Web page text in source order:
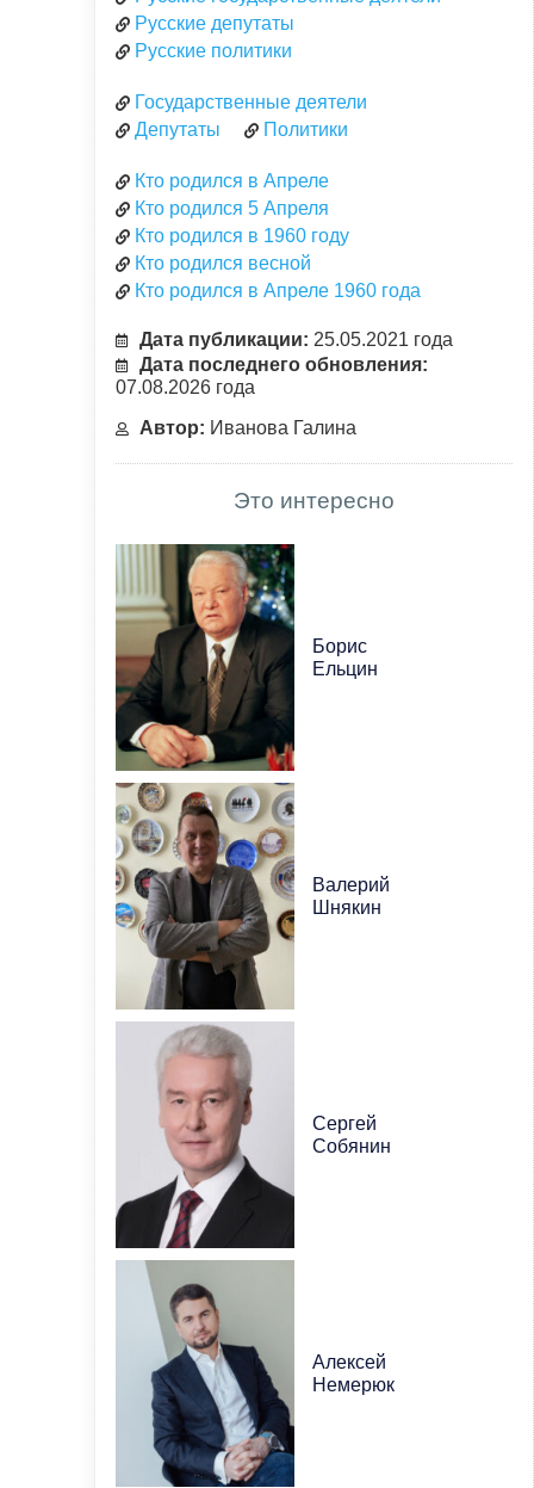
Русские депутаты
Русские политики
Государственные деятели
Депутаты
Политики
Кто родился в Апреле
Кто родился 5 Апреля
Кто родился в 1960 году
Кто родился весной
Кто родился в Апреле 1960 года
Дата публикации: 25.05.2021 года
Дата последнего обновления:
07.08.2026 года
Автор: Иванова Галина
Это интересно
Борис
Ельцин
Валерий
Шнякин
Сергей
Собянин
Алексей
Немерюк